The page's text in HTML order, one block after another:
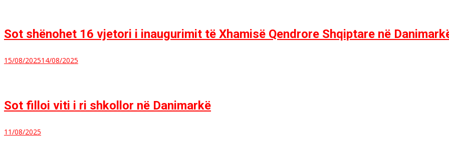
Sot shënohet 16 vjetori i inaugurimit të Xhamisë Qendrore Shqiptare në
15/08/202514/08/2025
Sot filloi viti i ri shkollor në Danimarkë
11/08/2025